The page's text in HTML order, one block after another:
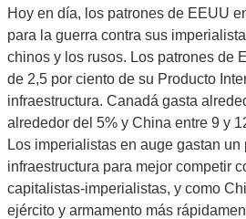
Hoy en día, los patrones de EEUU
para la guerra contra sus
chinos y los rusos. Los patrones de
de 2,5 por ciento de su Producto
infraestructura. Canadá gasta
alrededor del 5% y China entre 9 y
Los imperialistas en auge gastan un
infraestructura para mejor competir
capitalistas-imperialistas, y como
ejército y armamento más